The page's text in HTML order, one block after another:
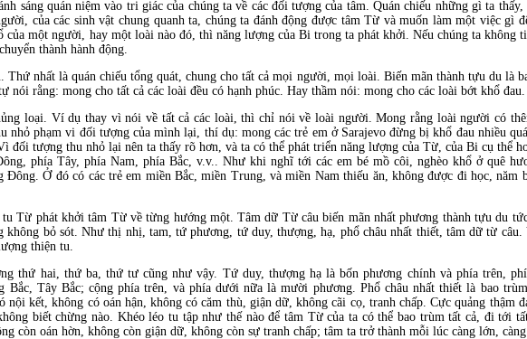
sáng quán niệm vào tri giác của chúng ta về các đối tượng của tâm. Quán chiếu những gì ta thấy,
của các sinh vật chung quanh ta, chúng ta đánh động được tâm Từ và muốn làm một việc gì
một người, hay một loài nào đó, thì năng lượng của Bi trong ta phát khởi. Nếu chúng ta không
thành hành động.
Thứ nhất là quán chiếu tổng quát, chung cho tất cả mọi người, mọi loài. Biến mãn thành tựu du là
nói rằng: mong cho tất cả các loài đều có hạnh phúc. Hay thầm nói: mong cho các loài bớt khổ đau.
loại. Ví dụ thay vì nói về tất cả các loài, thì chỉ nói về loài người. Mong rằng loài người có
nhỏ phạm vi đối tượng của mình lại, thí dụ: mong các trẻ em ở Sarajevo đừng bị khổ đau nhiều
đối tượng thu nhỏ lại nên ta thấy rõ hơn, và ta có thể phát triển năng lượng của Từ, của Bi cụ thể
phía Tây, phía Nam, phía Bắc, v.v.. Như khi nghĩ tới các em bé mồ côi, nghèo khổ ở quê
Đông. Ở đó có các trẻ em miền Bắc, miền Trung, và miền Nam thiếu ăn, không được đi học, năm
Từ phát khởi tâm Từ về từng hướng một. Tâm dữ Từ câu biến mãn nhất phương thành tựu du
bỏ sót. Như thị nhị, tam, tứ phương, tứ duy, thượng, hạ, phổ châu nhất thiết, tâm dữ từ câu.
thiện tu.
thứ hai, thứ ba, thứ tư cũng như vậy. Tứ duy, thượng hạ là bốn phương chính và phía trên,
Tây Bắc; cộng phía trên, và phía dưới nữa là mười phương. Phổ châu nhất thiết là bao
kết, không có oán hận, không có căm thù, giận dữ, không cãi cọ, tranh chấp. Cực quảng thậm
biết chừng nào. Khéo léo tu tập như thế nào để tâm Từ của ta có thể bao trùm tất cả, đi tới
còn oán hờn, không còn giận dữ, không còn sự tranh chấp; tâm ta trở thành mỗi lúc càng lớn,